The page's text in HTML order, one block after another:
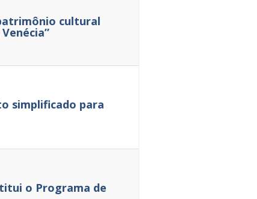
cultural
simplificado para
o Programa de